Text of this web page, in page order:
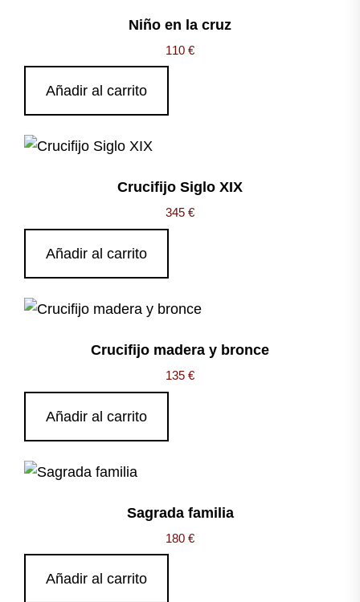
Niño en la cruz
110 €
Añadir al carrito
Crucifijo Siglo XIX
345 €
Añadir al carrito
Crucifijo madera y bronce
135 €
Añadir al carrito
Sagrada familia
180 €
Añadir al carrito